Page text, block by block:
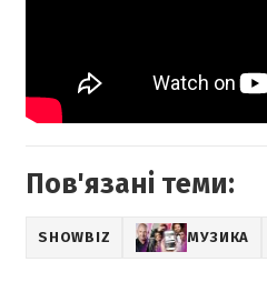
Пов'язані теми:
SHOWBIZ МУЗИКА